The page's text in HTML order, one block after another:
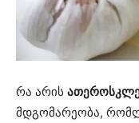
რა არის
მდგომარეობა,